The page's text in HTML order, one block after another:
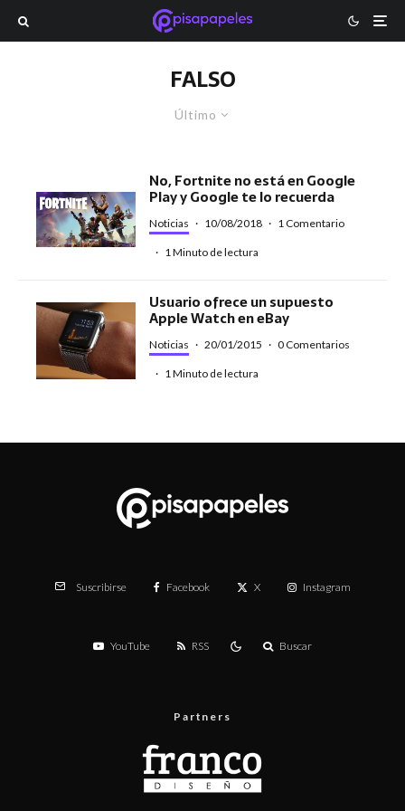
FALSO
Último
No, Fortnite no está en Google
Play y Google te lo recuerda
Noticias · 10/08/2018 · 1 Comentario
· 1 Minuto de lectura
Usuario ofrece un supuesto
Apple Watch en eBay
Noticias · 20/01/2015 · 0 Comentarios
· 1 Minuto de lectura
Suscribirse Facebook X Instagram
YouTube RSS Buscar
Partners